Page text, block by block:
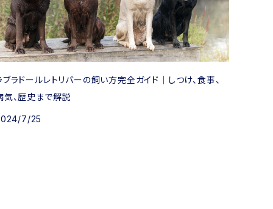
ブラドールレトリバーの飼い方完全ガイド｜しつけ、食事、
気、歴史まで解説
7/25